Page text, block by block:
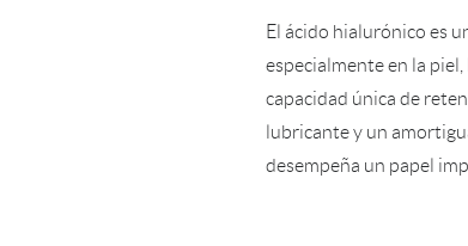
El ácido hialurónico es
especialmente en la
capacidad única de
lubricante y un
desempeña un papel